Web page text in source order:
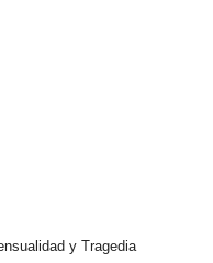
y Tragedia